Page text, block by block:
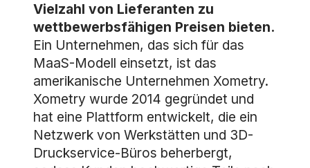
Vielzahl von Lieferanten zu
wettbewerbsfähigen Preisen bieten.
Ein Unternehmen, das sich für das
MaaS-Modell einsetzt, ist das
amerikanische Unternehmen Xometry.
Xometry wurde 2014 gegründet und
hat eine Plattform entwickelt, die ein
Netzwerk von Werkstätten und 3D-
Druckservice-Büros beherbergt,